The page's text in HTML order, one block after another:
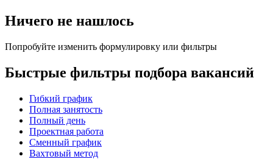
Ничего не нашлось
Попробуйте изменить формулировку или фильтры
Быстрые фильтры подбора вакансий
Гибкий график
Полная занятость
Полный день
Проектная работа
Сменный график
Вахтовый метод